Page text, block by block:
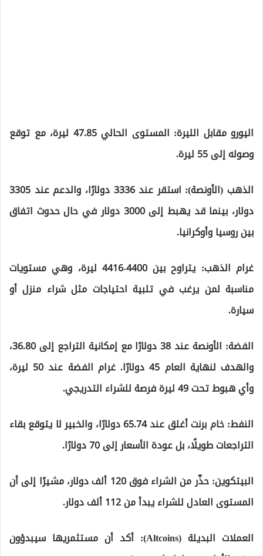
اليورو مقابل الليرة: المستوى الحالي 47.85 ليرة، مع توقع
وصوله إلى 55 ليرة.
الذهب (الأونصة): استقر عند 3336 دولارًا، والدعم عند 3305
دولار، بينما قد يهبط إلى 3000 دولار في حال حدوث اتفاق
بين روسيا وأوكرانيا.
غرام الذهب: يتراوح بين 4400-4416 ليرة، وهي مستويات
مناسبة لمن يرغب في تلبية احتياجات مثل شراء منزل أو
سيارة.
الفضة: الأونصة عند 38 دولارًا مع إمكانية التراجع إلى 36.80،
والهدف لنهاية العام 45 دولارًا. غرام الفضة عند 50 ليرة،
وأي هبوط تحت 49 ليرة فرصة للشراء التدريجي.
النفط: خام برنت أغلق عند 65.74 دولارًا، والخبير لا يتوقع بقاء
التراجعات طويلًا، بل عودة الأسعار إلى 70 دولارًا.
البيتكوين: حذّر من الشراء فوق 120 ألف دولار، مشيرًا إلى أن
المستوى العادل للشراء يبدأ من 112 ألف دولار.
العملات البديلة (Altcoins): أكد أن مستثمريها سيبدؤون